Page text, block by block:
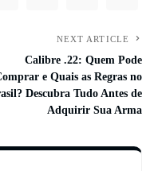
NEXT ARTICLE
Calibre .22: Quem Pode
e Quais as Regras no
Descubra Tudo Antes de
Adquirir Sua Arma